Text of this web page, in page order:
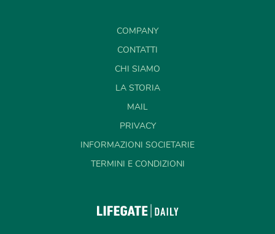
COMPANY
CONTATTI
CHI SIAMO
LA STORIA
MAIL
PRIVACY
INFORMAZIONI SOCIETARIE
TERMINI E CONDIZIONI